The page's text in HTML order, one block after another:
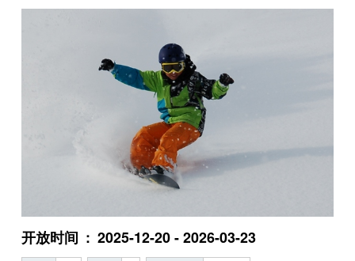
开放时间 2025-12-20 - 2026-03-23